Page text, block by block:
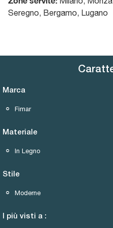
Seregno, Bergamo, Lugano
Marca
Fimar
Materiale
In Legno
Stile
Moderne
I più visti a :